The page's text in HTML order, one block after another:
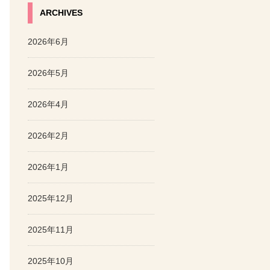
ARCHIVES
2026年6月
2026年5月
2026年4月
2026年2月
2026年1月
2025年12月
2025年11月
2025年10月